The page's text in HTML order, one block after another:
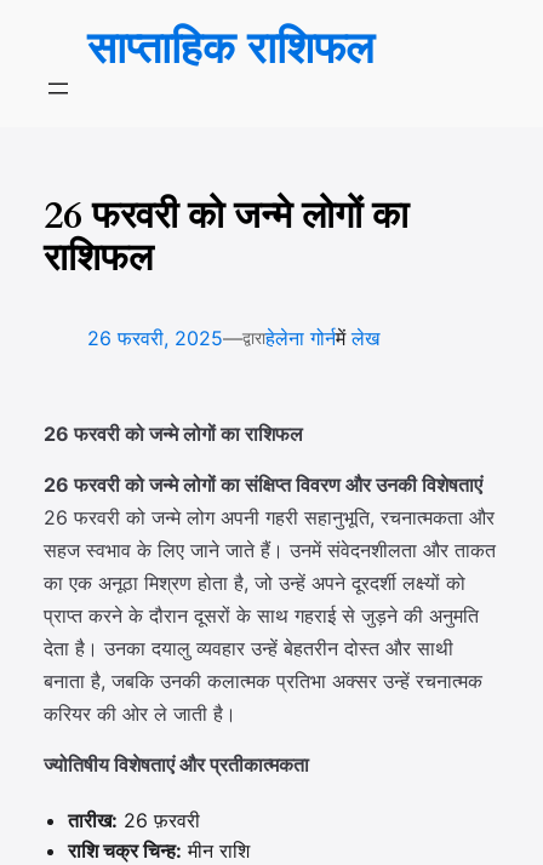
साप्ताहिक राशिफल
26 फरवरी को जन्मे लोगों का
राशिफल
26 फरवरी, 2025—द्वाराहेलेना गोर्नमेंलेख
26 फरवरी को जन्मे लोगों का राशिफल
26 फरवरी को जन्मे लोगों का संक्षिप्त विवरण और उनकी विशेषताएं
26 फरवरी को जन्मे लोग अपनी गहरी सहानुभूति, रचनात्मकता और
सहज स्वभाव के लिए जाने जाते हैं। उनमें संवेदनशीलता और ताकत
का एक अनूठा मिश्रण होता है, जो उन्हें अपने दूरदर्शी लक्ष्यों को
प्राप्त करने के दौरान दूसरों के साथ गहराई से जुड़ने की अनुमति
देता है। उनका दयालु व्यवहार उन्हें बेहतरीन दोस्त और साथी
बनाता है, जबकि उनकी कलात्मक प्रतिभा अक्सर उन्हें रचनात्मक
करियर की ओर ले जाती है।
ज्योतिषीय विशेषताएं और प्रतीकात्मकता
तारीख: 26 फ़रवरी
राशि चक्र चिन्ह: मीन राशि